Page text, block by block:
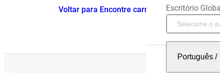
Escritório
Português/
Voltar para Encontre carros